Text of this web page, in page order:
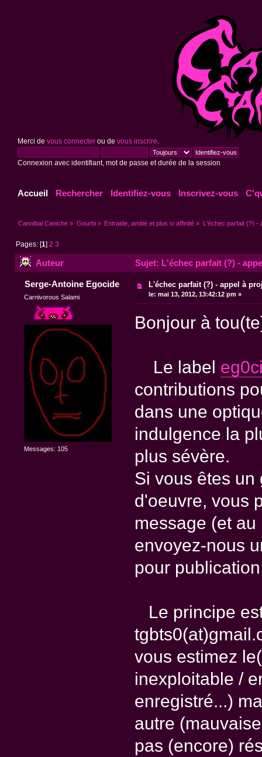
Merci de vous connecterou de vous inscrire
Connexion avec identifiant, mot de passe et durée de la session
Accueil Rechercher Identifiez-vous Inscrivez-vous
Cannibal Caniche » Gourbi» Entraide, amitié et plus si affinité » L'échec parfait (?) -
Pages: [1]2 3
Auteur Sujet: L'échec parfait (?) -
Serge-Antoine Egocide
Carnivorous Salami
Messages: 105
L'échec parfait (?) - appel à
le: mai 13, 2012, 13:42:12 pm »
Bonjour à
Le label
contributions
dans une
indulgence la
plus sévère.
Si vous êtes un
d'oeuvre, vous
message (et
envoyez-nous
pour
Le principe
vous estimez
inexploitable /
enregistré...)
autre
pas (encore)